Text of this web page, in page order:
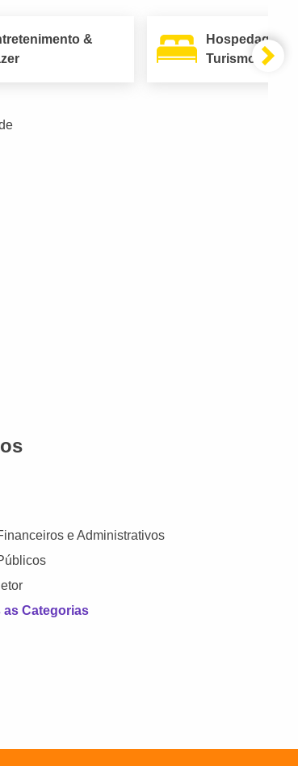
&
Hospedagem
Turismo
e Administrativos
as Categorias